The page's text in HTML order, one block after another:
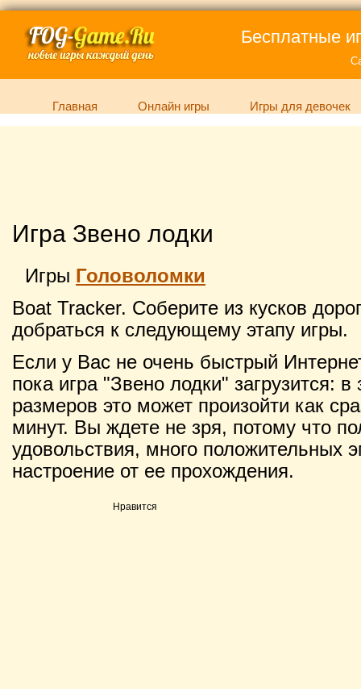
Бесплатные
Главная Онлайн игры Игры для девочек
Игра Звено лодки
Игры Головоломки
Boat Tracker. Соберите из кусков
добраться к следующему этапу игры.
Если у Вас не очень быстрый
пока игра "Звено лодки" загрузится: в
размеров это может произойти как
минут. Вы ждете не зря, потому что
удовольствия, много положительных
настроение от ее прохождения.
Нравится